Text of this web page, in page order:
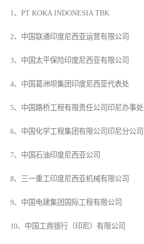
1、PT KOKA INDONESIA TBK
2、中国联通印度尼西亚运营有限公司
3、中国太平保险印度尼西亚有限公司
4、中国葛洲坝集团印度尼西亚代表处
5、中国路桥工程有限责任公司印尼办事处
6、中国化学工程集团有限公司印尼分公司
7、中国石油印度尼西亚公司
8、三一重工印度尼西亚机械有限公司
9、中国电建集团国际工程有限公司
10、中国工商银行（印尼）有限公司